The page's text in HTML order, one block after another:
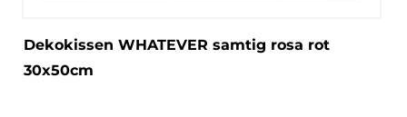
Dekokissen WHATEVER samtig rosa rot
30x50cm